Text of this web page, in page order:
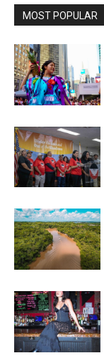
MOST POPULAR